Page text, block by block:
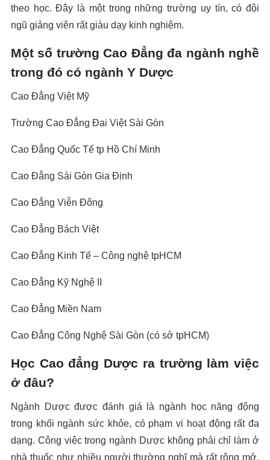
theo học. Đây là một trong những trường uy tín, có đội
ngũ giảng viên rất giàu dạy kinh nghiệm.
Một số trường Cao Đẳng đa ngành nghề
trong đó có ngành Y Dược
Cao Đẳng Việt Mỹ
Trường Cao Đẳng Đại Việt Sài Gòn
Cao Đẳng Quốc Tế tp Hồ Chí Minh
Cao Đẳng Sài Gòn Gia Định
Cao Đẳng Viễn Đông
Cao Đẳng Bách Việt
Cao Đẳng Kinh Tế – Công nghệ tpHCM
Cao Đẳng Kỹ Nghệ II
Cao Đẳng Miền Nam
Cao Đẳng Công Nghệ Sài Gòn (có sở tpHCM)
Học Cao đẳng Dược ra trường làm việc
ở đâu?
Ngành Dược được đánh giá là ngành học năng động
trong khối ngành sức khỏe, có phạm vi hoạt động rất đa
dạng. Công việc trong ngành Dược không phải chỉ làm ở
nhà thuốc như nhiều người thường nghĩ mà rất rộng mở,